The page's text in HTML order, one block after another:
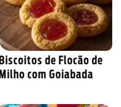
Biscoitos de Flocão de
Milho com Goiabada